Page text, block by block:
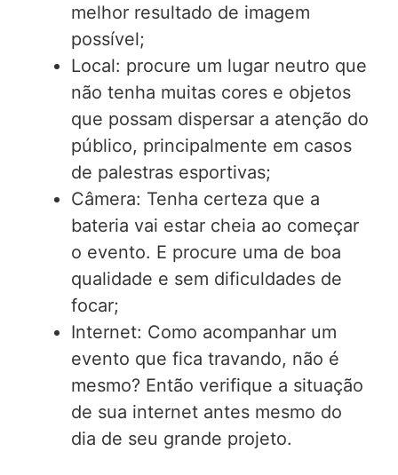
melhor resultado de imagem
possível;
Local: procure um lugar neutro que
não tenha muitas cores e objetos
que possam dispersar a atenção do
público, principalmente em casos
de palestras esportivas;
Câmera: Tenha certeza que a
bateria vai estar cheia ao começar
o evento. E procure uma de boa
qualidade e sem dificuldades de
focar;
Internet: Como acompanhar um
evento que fica travando, não é
mesmo? Então verifique a situação
de sua internet antes mesmo do
dia de seu grande projeto.